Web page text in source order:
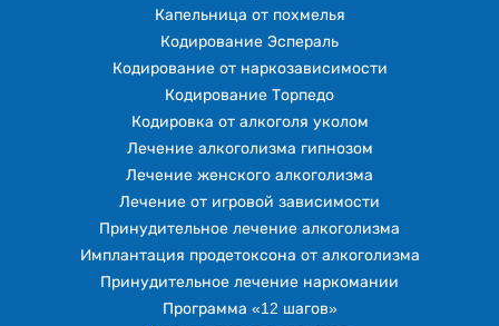
Капельница от похмелья
Кодирование Эспераль
Кодирование от наркозависимости
Кодирование Торпедо
Кодировка от алкоголя уколом
Лечение алкоголизма гипнозом
Лечение женского алкоголизма
Лечение от игровой зависимости
Принудительное лечение алкоголизма
Имплантация продетоксона от алкоголизма
Принудительное лечение наркомании
Программа «12 шагов»